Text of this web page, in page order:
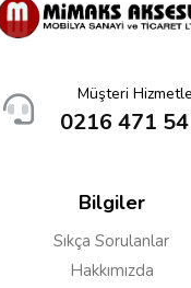
Müşteri
0216 471
Bilgiler
Sıkça Sorulanlar
Hakkımızda